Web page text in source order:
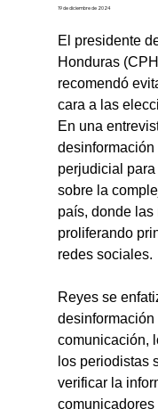
19 de diciembre de 2024
El presidente
Honduras
recomendó
cara a las
En una
perjudicial
sobre la
país, donde las
proliferando
redes sociales.
Reyes se
comunicación,
los periodistas
verificar la